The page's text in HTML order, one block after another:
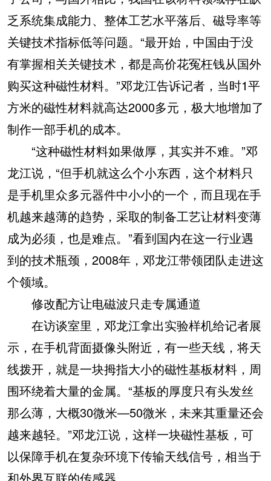
乏系统集成能力、整体工艺水平落后、磁导率等
关键技术指标低等问题。“最开始，中国由于没
有掌握相关关键技术，都是高价花冤枉钱从国外
购买这种磁性材料。”邓龙江告诉记者，当时1平
方米的磁性材料就高达2000多元，极大地增加了
制作一部手机的成本。
“这种磁性材料如果做厚，其实并不难。”邓
龙江说，“但手机就这么个小东西，这个材料只
是手机里众多元器件中小小的一个，而且现在手
机越来越薄的趋势，采取的制备工艺让材料变薄
成为必须，也是难点。”看到国内在这一行业遇
到的技术瓶颈，2008年，邓龙江带领团队走进这
个领域。
修改配方让电磁波只走专属通道
在访谈室里，邓龙江拿出实验样机给记者展
示，在手机背面摄像头附近，有一些天线，将天
线拨开，就是一块拇指大小的磁性基板材料，周
围环绕着大量的金属。“基板的厚度只有头发丝
那么薄，大概30微米—50微米，未来其重量还会
越来越轻。”邓龙江说，这样一块磁性基板，可
以保障手机在复杂环境下传输天线信号，相当于